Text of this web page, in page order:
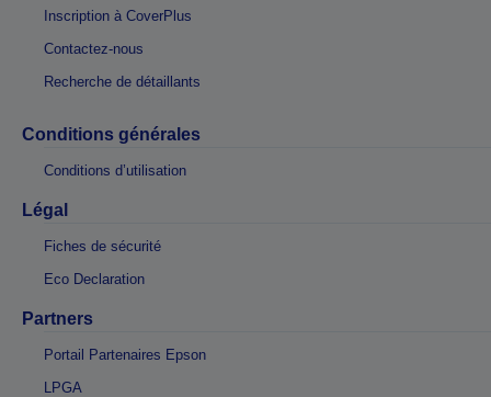
Inscription à CoverPlus
Contactez-nous
Recherche de détaillants
Conditions générales
Conditions d’utilisation
Légal
Fiches de sécurité
Eco Declaration
Partners
Portail Partenaires Epson
LPGA